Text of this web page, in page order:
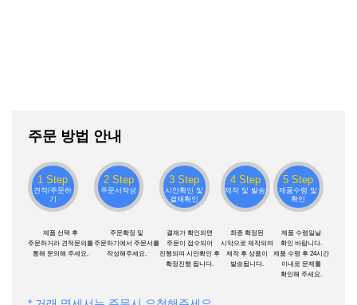
주문 방법 안내
1 Step
견적/주문하
기
제품 선택 후
주문하거라 견적문의를
통해 문의해 주세요.
2 Step
주문서작성
주문확정 및
주문하기에서 주문서를
작성해주세요.
3 Step
시안확인 및
결재확인
결재가 확인되면
주문이 접수되어
진행되며 시안확인 후
확정진행 됩니다.
4 Step
제작 및 발송
촤종 확정된
시악으로 제작되며
제작 후 상품이
발송됩니다.
5 Step
제품수령 및
확인
제품 수령일날
확인 바랍니다.
제품 수령 후 24시간
이내로 문제를
확인해 주세요.